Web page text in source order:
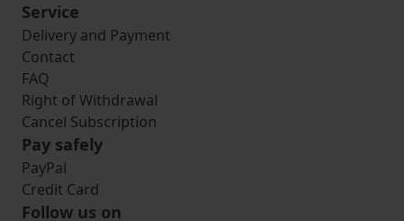
Service
Delivery and Payment
Contact
FAQ
Right of Withdrawal
Cancel Subscription
Pay safely
PayPal
Credit Card
Follow us on